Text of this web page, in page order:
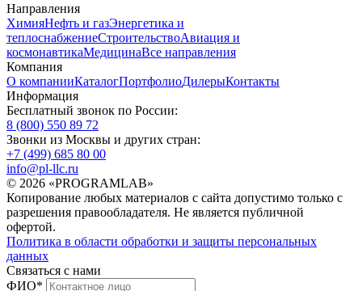
Направления
ХимияНефть и газЭнергетика и
теплоснабжениеСтроительствоАвиация и
космонавтикаМедицинаВсе направления
Компания
О компанииКаталогПортфолиоДилерыКонтакты
Информация
Бесплатный звонок по России:
8 (800) 550 89 72
Звонки из Москвы и других стран:
+7 (499) 685 80 00
info@pl-llc.ru
© 2026 «PROGRAMLAB»
Копирование любых материалов с сайта допустимо только с
разрешения правообладателя. Не является публичной
офертой.
Политика в области обработки и защиты персональных
данных
Связаться с нами
ФИО*